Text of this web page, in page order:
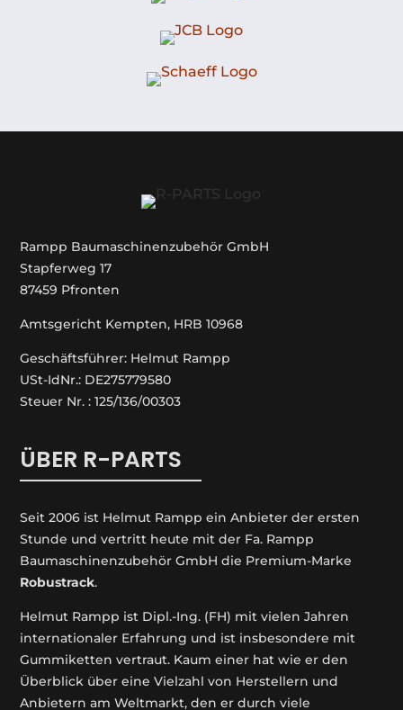
Rampp Baumaschinenzubehör GmbH
Stapferweg 17
87459 Pfronten
Amtsgericht Kempten, HRB 10968
Geschäftsführer: Helmut Rampp
USt-IdNr.: DE275779580
Steuer Nr. : 125/136/00303
ÜBER R-PARTS
Seit 2006 ist Helmut Rampp ein An­bieter der ersten
Stunde und vertritt heute mit der Fa. Rampp
Baumaschinenzubehör GmbH die Premium-Marke
Robustrack.
Helmut Rampp ist Dipl.-Ing. (FH) mit vielen Jahren
internationaler Erfahrung und ist insbesondere mit
Gummiketten vertraut. Kaum einer hat wie er den
Überblick über eine Vielzahl von Herstellern und
Anbietern am Weltmarkt, den er durch viele